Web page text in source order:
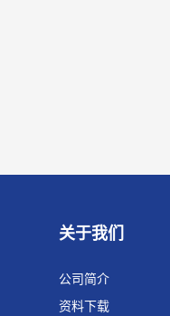
关于我们
公司简介
资料下载